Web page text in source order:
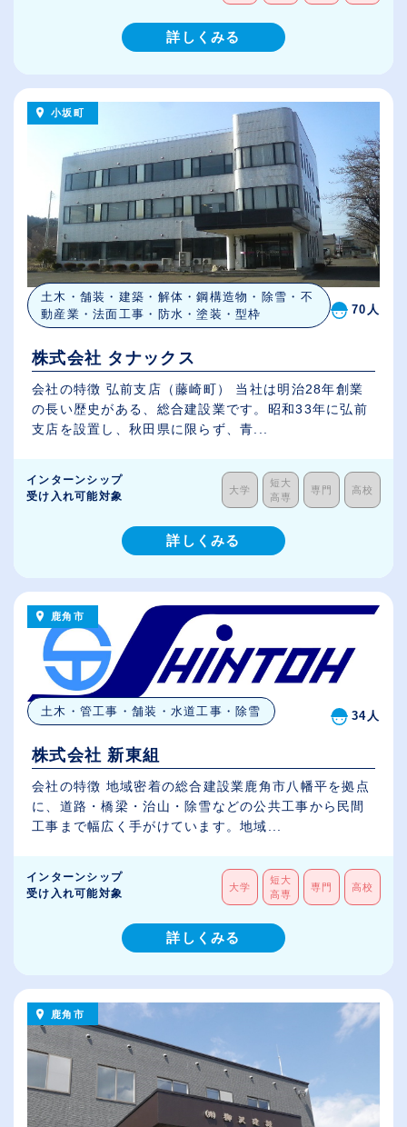
詳しくみる
小坂町
土木・舗装・建築・解体・鋼構造物・除雪・不
動産業・法面工事・防水・塗装・型枠
70人
株式会社 タナックス
会社の特徴 弘前支店（藤崎町） 当社は明治28年創業
の長い歴史がある、総合建設業です。昭和33年に弘前
支店を設置し、秋田県に限らず、青...
インターンシップ
受け入れ可能対象
大学
短大
高専
専門 高校
詳しくみる
鹿角市
土木・管工事・舗装・水道工事・除雪 34人
株式会社 新東組
会社の特徴 地域密着の総合建設業鹿角市八幡平を拠点
に、道路・橋梁・治山・除雪などの公共工事から民間
工事まで幅広く手がけています。地域...
インターンシップ
受け入れ可能対象
大学
短大
高専
専門 高校
詳しくみる
鹿角市